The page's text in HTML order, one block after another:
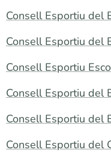
Consell Esportiu del
Consell Esportiu del
Consell Esportiu
Consell Esportiu del
Consell Esportiu del
Consell Esportiu del